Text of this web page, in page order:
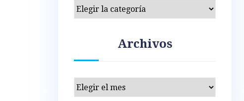
Categorías
Archivos
Archivos